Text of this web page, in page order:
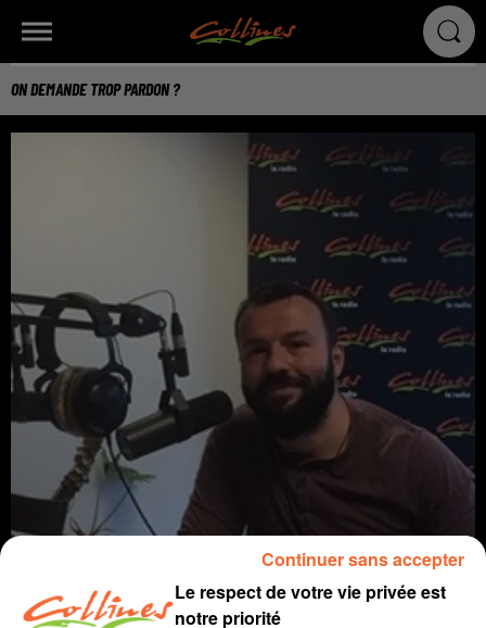
ON DEMANDE TROP PARDON ?
Le respect de votre vie privée est
notre priorité
Continuer sans accepter